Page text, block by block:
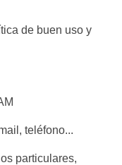
de buen uso y
teléfono...
particulares,